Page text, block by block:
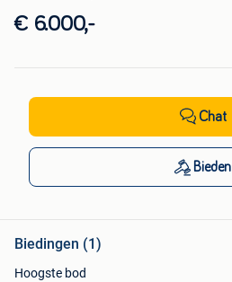
€ 6.000,-
Chat
Bieden
Biedingen (1)
Hoogste bod